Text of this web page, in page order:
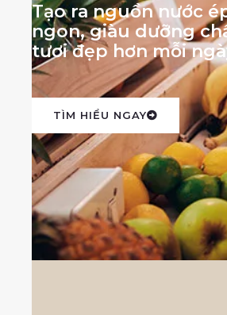
Tạo ra nguồn nước
ngon, giàu dưỡng
tươi đẹp hơn mỗi
TÌM HIỂU NGAY